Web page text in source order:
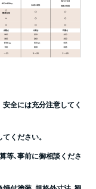
全には充分注意してく
ください。
等､事前に御相談くださ